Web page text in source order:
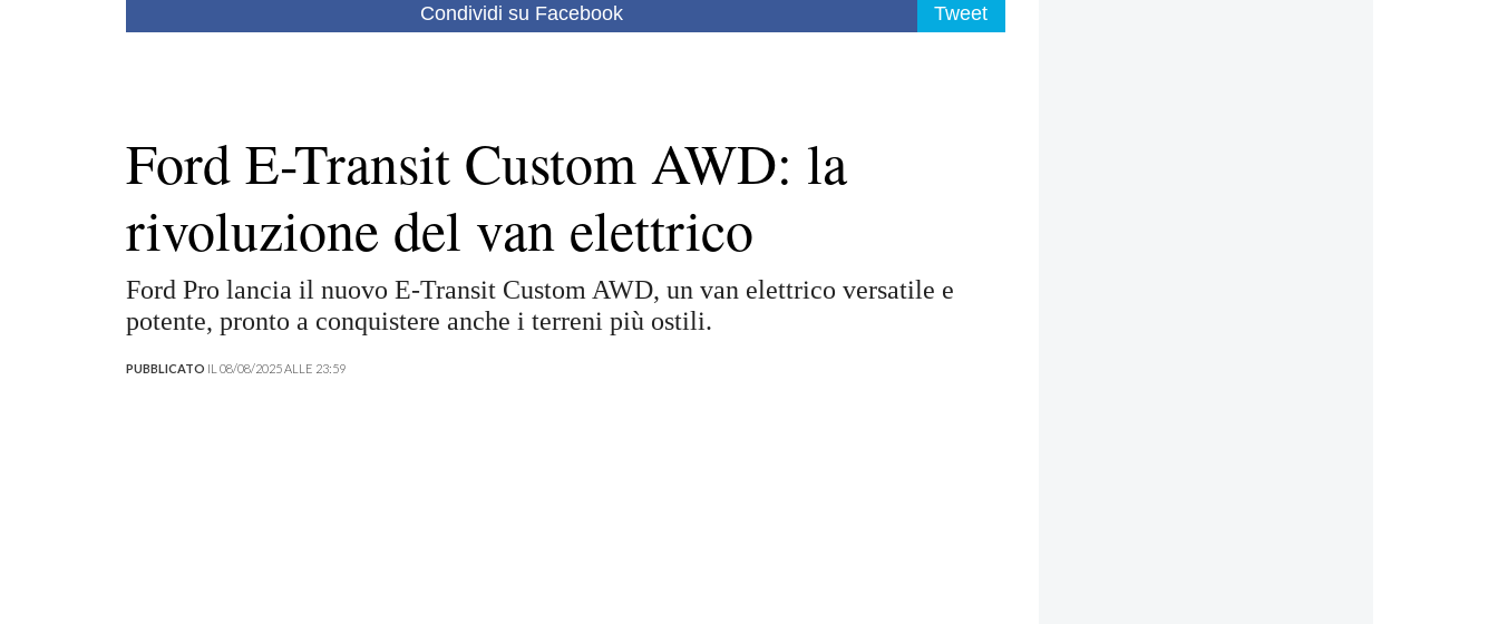
Condividi su Facebook Tweet
Ford E-Transit Custom AWD: la
rivoluzione del van elettrico
Ford Pro lancia il nuovo E-Transit Custom AWD, un van elettrico versatile e
potente, pronto a conquistere anche i terreni più ostili.
PUBBLICATO IL 08/08/2025 ALLE 23:59